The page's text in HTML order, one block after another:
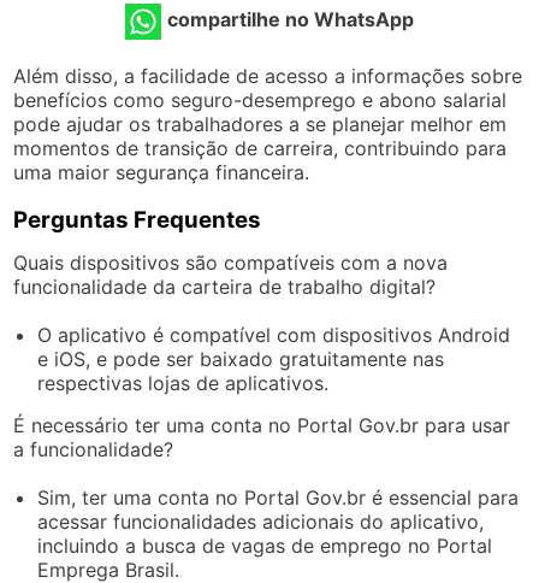
compartilhe no WhatsApp
Além disso, a facilidade de acesso a informações sobre
benefícios como seguro-desemprego e abono salarial
pode ajudar os trabalhadores a se planejar melhor em
momentos de transição de carreira, contribuindo para
uma maior segurança financeira.
Perguntas Frequentes
Quais dispositivos são compatíveis com a nova
funcionalidade da carteira de trabalho digital?
O aplicativo é compatível com dispositivos Android
e iOS, e pode ser baixado gratuitamente nas
respectivas lojas de aplicativos.
É necessário ter uma conta no Portal Gov.br para usar
a funcionalidade?
Sim, ter uma conta no Portal Gov.br é essencial para
acessar funcionalidades adicionais do aplicativo,
incluindo a busca de vagas de emprego no Portal
Emprega Brasil.